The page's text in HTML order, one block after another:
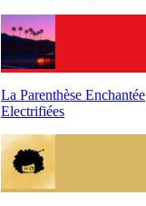
La Parenthèse Enchantée
Electrifiées